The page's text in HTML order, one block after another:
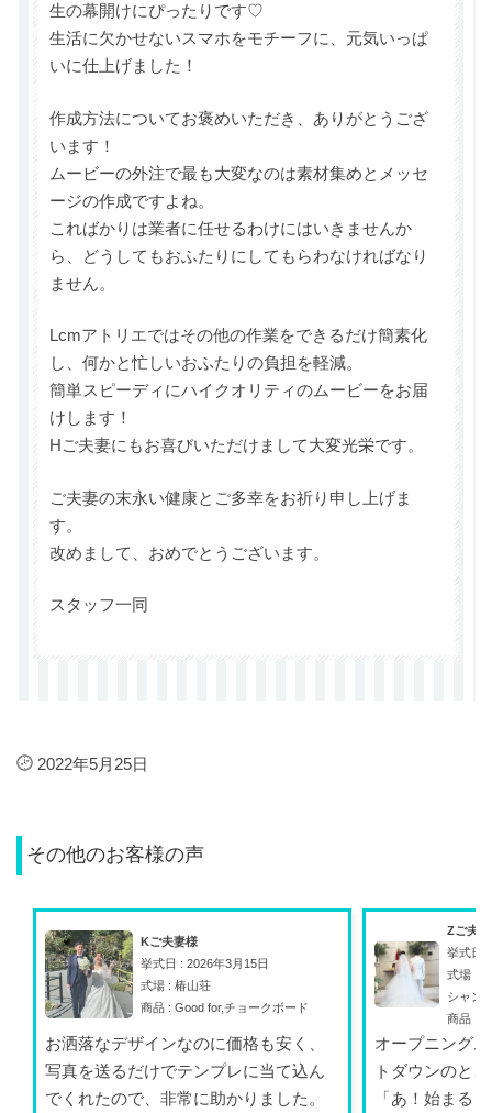
生の幕開けにぴったりです♡
生活に欠かせないスマホをモチーフに、元気いっぱ
いに仕上げました！
作成方法についてお褒めいただき、ありがとうござ
います！
ムービーの外注で最も大変なのは素材集めとメッセ
ージの作成ですよね。
こればかりは業者に任せるわけにはいきませんか
ら、どうしてもおふたりにしてもらわなければなり
ません。
Lcmアトリエではその他の作業をできるだけ簡素化
し、何かと忙しいおふたりの負担を軽減。
簡単スピーディにハイクオリティのムービーをお届
けします！
Hご夫妻にもお喜びいただけまして大変光栄です。
ご夫妻の末永い健康とご多幸をお祈り申し上げま
す。
改めまして、おめでとうございます。
スタッフ一同
2022年5月25日
その他のお客様の声
Kご夫妻様
挙式日 : 2026年3月15日
式場 : 椿山荘
商品 : Good for,チョークボード
お洒落なデザインなのに価格も安く、
写真を送るだけでテンプレに当て込ん
でくれたので、非常に助かりました。
Zご夫
挙式日
式場 :
シャン
商品 :
オープニング
トダウンのと
「あ！始まる